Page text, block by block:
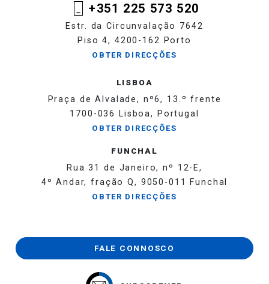
+351 225 573 520
Estr. da Circunvalação 7642
Piso 4, 4200-162 Porto
OBTER DIRECÇÕES
LISBOA
Praça de Alvalade, nº6, 13.º frente
1700-036 Lisboa, Portugal
OBTER DIRECÇÕES
FUNCHAL
Rua 31 de Janeiro, nº 12-E,
4º Andar, fração Q, 9050-011 Funchal
OBTER DIRECÇÕES
FALE CONNOSCO